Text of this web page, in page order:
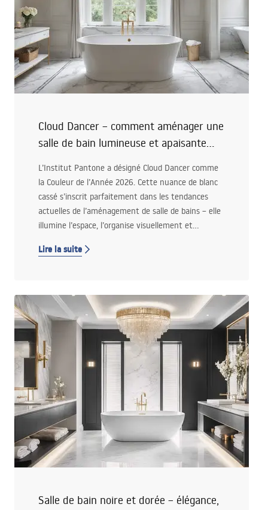
Cloud Dancer – comment aménager une
salle de bain lumineuse et apaisante
L’Institut Pantone a désigné Cloud Dancer comme
la Couleur de l’Année 2026. Cette nuance de blanc
cassé s’inscrit parfaitement dans les tendances
actuelles de l’aménagement de salle de bains – elle
illumine l’espace, l’organise visuellement et
article, nous vous montrons comment choisir les
ce ton doux de blanc.
Lire la suite
Salle de bain noire et dorée – élégance,